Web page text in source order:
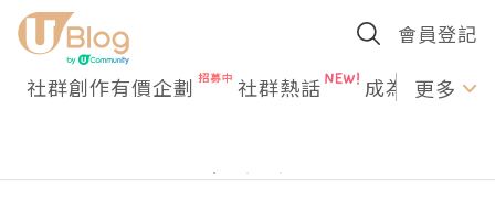
會員登記
社群創作有價企劃 社群熱話 成為U更多